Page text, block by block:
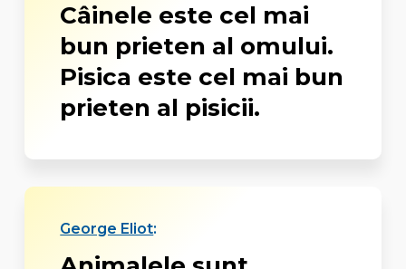
Câinele este cel mai
bun prieten al omului.
Pisica este cel mai bun
prieten al pisicii.
George Eliot: